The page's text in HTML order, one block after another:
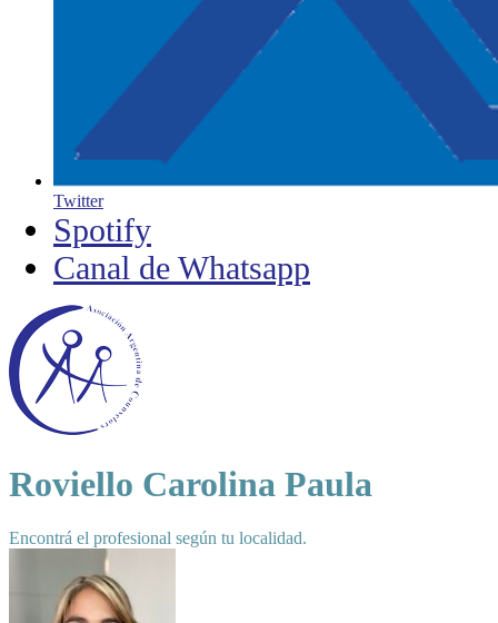
Twitter
Spotify
Canal de Whatsapp
Roviello Carolina Paula
Encontrá el profesional según tu localidad.